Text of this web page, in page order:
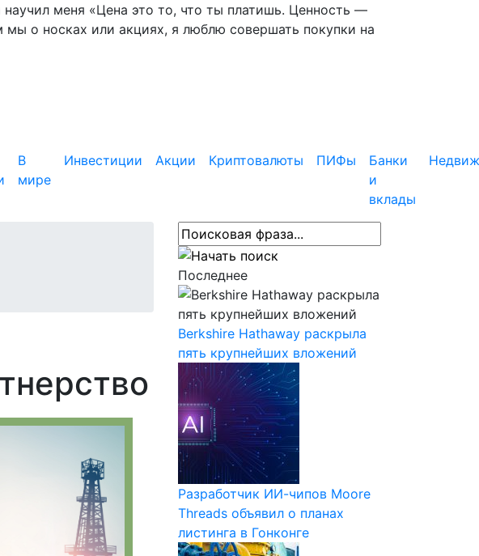
меня «Цена это то, что ты платишь. Ценность —
мы о носках или акциях, я люблю совершать покупки на
В
мире
Инвестиции Акции Криптовалюты ПИФы
Банки
и
вклады
Последнее
Berkshire Hathaway раскрыла
пять крупнейших вложений
Разработчик ИИ-чипов Moore
Threads объявил о планах
листинга в Гонконге